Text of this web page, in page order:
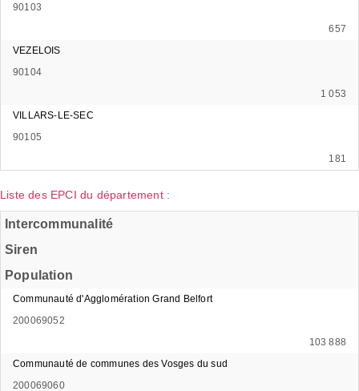
90103
657
VEZELOIS
90104
1 053
VILLARS-LE-SEC
90105
181
Liste des EPCI du département :
Intercommunalité
Siren
Population
Communauté d'Agglomération Grand Belfort
200069052
103 888
Communauté de communes des Vosges du sud
200069060